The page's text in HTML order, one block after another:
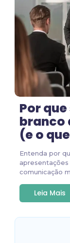
Por
branco
(e o
Entenda por
comunicação
Leia Mais